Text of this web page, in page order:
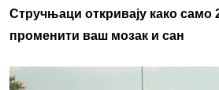
Стручњаци откривају како само
променити ваш мозак и сан